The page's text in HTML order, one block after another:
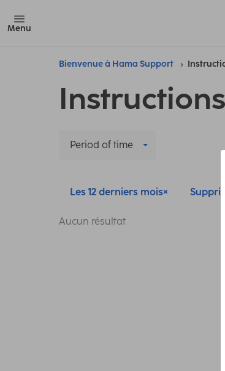
Menu
Bienvenue à Hama Support
Period of time
Les 12 derniers mois
Aucun résultat